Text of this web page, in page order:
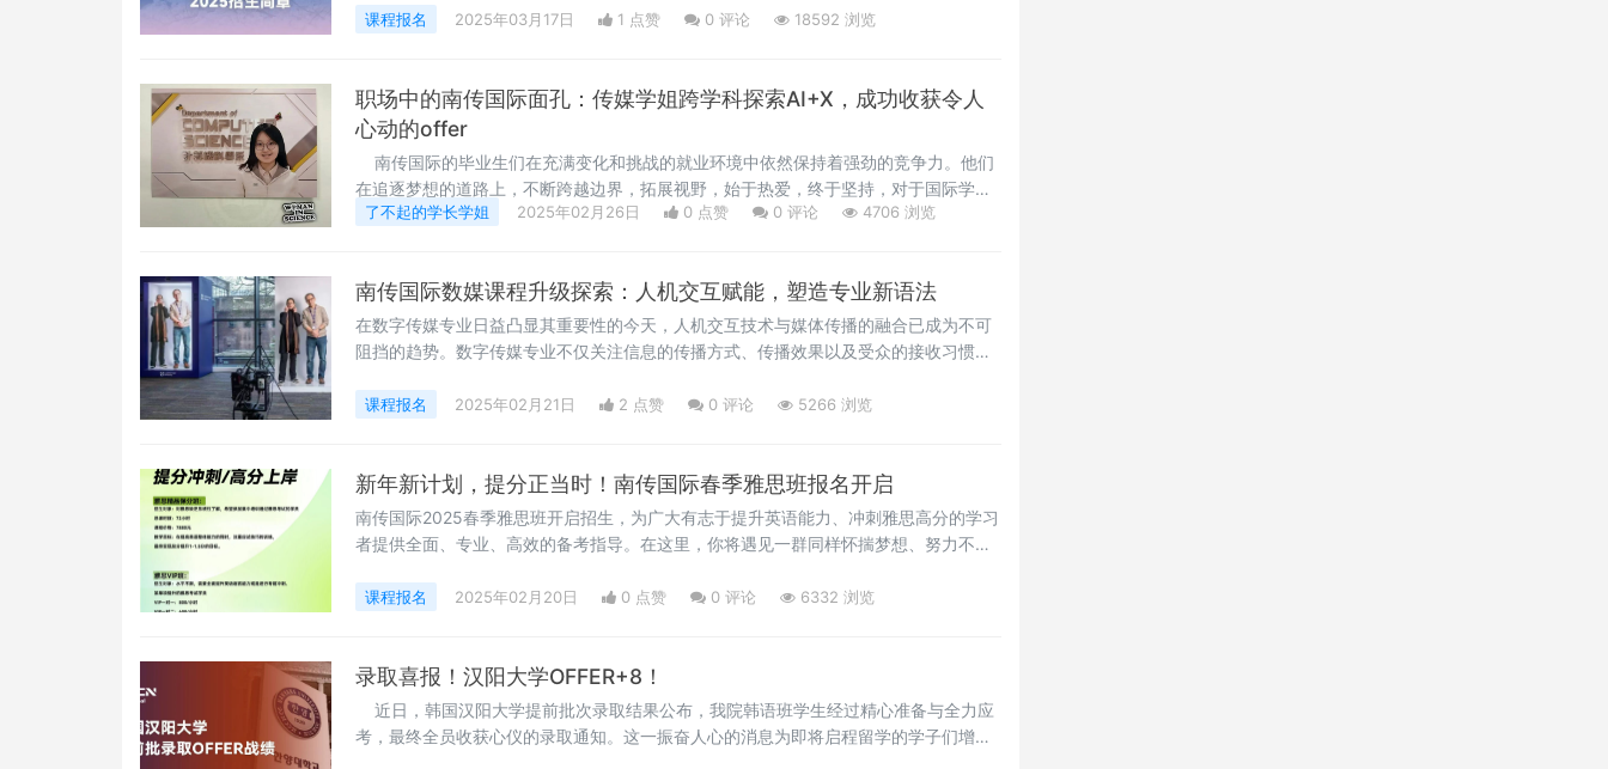
应课程学分，全部学分修读完毕且符合要求者，将获得海外大学本科文凭，回国可在中
课程报名 2025年03月17日 1 点赞 0 评论 18592 浏览
职场中的南传国际面孔：传媒学姐跨学科探索AI+X，成功收获令人
心动的offer
南传国际的毕业生们在充满变化和挑战的就业环境中依然保持着强劲的竞争力。他们
在追逐梦想的道路上，不断跨越边界，拓展视野，始于热爱，终于坚持，对于国际学院
的毕业生们来说，他们步入职场后，究竟在哪些领域绽放光彩、实现个人价值和事业发
了不起的学长学姐 2025年02月26日 0 点赞 0 评论 4706 浏览
南传国际数媒课程升级探索：人机交互赋能，塑造专业新语法
在数字传媒专业日益凸显其重要性的今天，人机交互技术与媒体传播的融合已成为不可
阻挡的趋势。数字传媒专业不仅关注信息的传播方式、传播效果以及受众的接收习惯，
一目标的关键所在。本文将通过深入剖析三所海外院校人机交互专业教育的现状，结合
课程报名 2025年02月21日 2 点赞 0 评论 5266 浏览
新年新计划，提分正当时！南传国际春季雅思班报名开启
南传国际2025春季雅思班开启招生，为广大有志于提升英语能力、冲刺雅思高分的学习
者提供全面、专业、高效的备考指导。在这里，你将遇见一群同样怀揣梦想、努力不懈
碍，开启通往梦想院校和职业道路的新篇章！雅思精品保分班招生对象:对雅思缺乏系统
课程报名 2025年02月20日 0 点赞 0 评论 6332 浏览
录取喜报！汉阳大学OFFER+8！
近日，韩国汉阳大学提前批次录取结果公布，我院韩语班学生经过精心准备与全力应
考，最终全员收获心仪的录取通知。这一振奋人心的消息为即将启程留学的学子们增添